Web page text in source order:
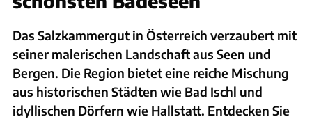
Das Salzkammergut in Österreich verzaubert mit
seiner malerischen Landschaft aus Seen und
Bergen. Die Region bietet eine reiche Mischung
aus historischen Städten wie Bad Ischl und
idyllischen Dörfern wie Hallstatt. Entdecken Sie